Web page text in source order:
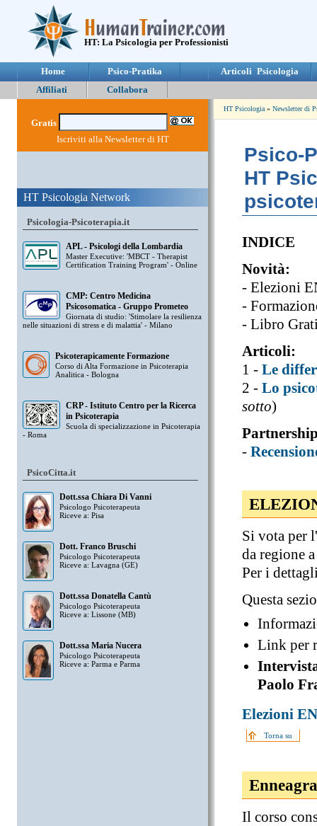
HT: La Psicologia per Professionisti
Home Psico-Pratika
Articoli Psicologia
Affiliati
Collabora
Gratis
Iscriviti alla Newsletter di HT
HT Psicologia Network
Psicologia-Psicoterapia.it
APL - Psicologi della Lombardia
Master Executive: 'MBCT - Therapist
Certification Training Program' - Online
CMP: Centro Medicina
Psicosomatica - Gruppo Prometeo
Giornata di studio: 'Stimolare la resilienza
nelle situazioni di stress e di malattia' - Milano
Psicoterapicamente Formazione
Corso di Alta Formazione in Psicoterapia
Analitica - Bologna
CRP - Istituto Centro per la Ricerca
in Psicoterapia
Scuola di specializzazione in Psicoterapia
- Roma
PsicoCitta.it
Dott.ssa Chiara Di Vanni
Psicologo Psicoterapeuta
Riceve a: Pisa
Dott. Franco Bruschi
Psicologo Psicoterapeuta
Riceve a: Lavagna (GE)
Dott.ssa Donatella Cantù
Psicologo Psicoterapeuta
Riceve a: Lissone (MB)
Dott.ssa Maria Nucera
Psicologo Psicoterapeuta
Riceve a: Parma e Parma
HT Psicologia » Newsletter di
Psico-
HT
INDICE
Novità:
- Elezioni
-
- Libro
Articoli:
1 - Le
2 - Lo
sotto)
-
Si vota per
da regione
Per i
Questa
Link per
Paolo
Elezioni
Torna su
Il corso